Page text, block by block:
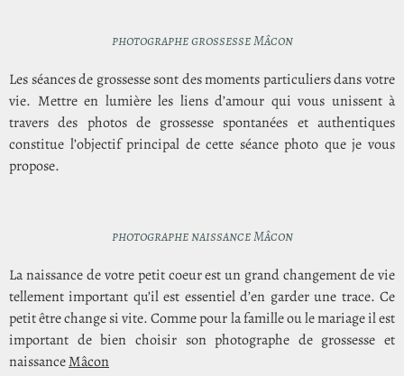
photographe grossesse Mâcon
Les séances de grossesse sont des moments particuliers dans votre
vie. Mettre en lumière les liens d’amour qui vous unissent à
travers des photos de grossesse spontanées et authentiques
constitue l’objectif principal de cette séance photo que je vous
propose.
photographe naissance Mâcon
La naissance de votre petit coeur est un grand changement de vie
tellement important qu’il est essentiel d’en garder une trace. Ce
petit être change si vite.Comme pour la famille ou le mariage il est
important de bien choisir son photographe de grossesse et
naissanceMâcon